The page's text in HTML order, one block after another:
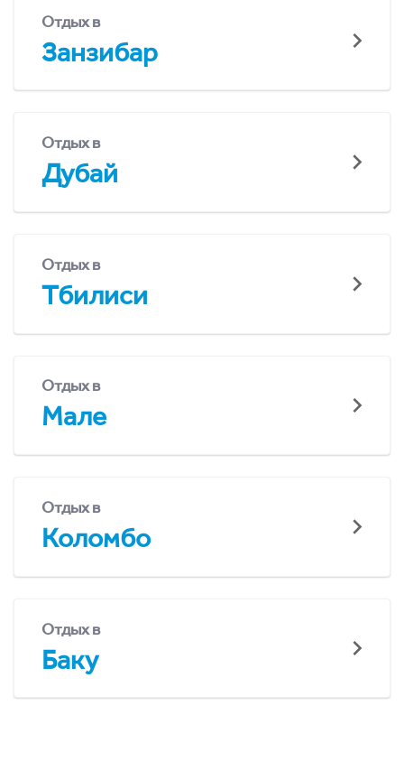
Отдых в
Занзибар
Отдых в
Дубай
Отдых в
Тбилиси
Отдых в
Мале
Отдых в
Коломбо
Отдых в
Баку